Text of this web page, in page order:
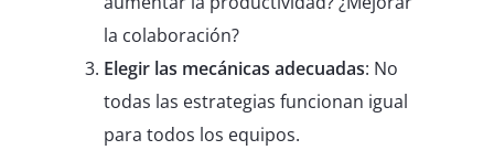
la colaboración?
Elegir las mecánicas adecuadas: No
todas las estrategias funcionan igual
para todos los equipos.